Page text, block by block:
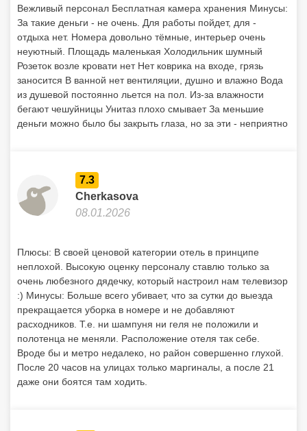
Вежливый персонал Бесплатная камера хранения Минусы:
За такие деньги - не очень. Для работы пойдет, для -
отдыха нет. Номера довольно тёмные, интерьер очень
неуютный. Площадь маленькая Холодильник шумный
Розеток возле кровати нет Нет коврика на входе, грязь
заносится В ванной нет вентиляции, душно и влажно Вода
из душевой постоянно льется на пол. Из-за влажности
бегают чешуйницы Унитаз плохо смывает За меньшие
деньги можно было бы закрыть глаза, но за эти - неприятно
7.3
Cherkasova
08.01.2026
Плюсы: В своей ценовой категории отель в принципе
неплохой. Высокую оценку персоналу ставлю только за
очень любезного дядечку, который настроил нам телевизор
:) Минусы: Больше всего убивает, что за сутки до выезда
прекращается уборка в номере и не добавляют
расходников. Т.е. ни шампуня ни геля не положили и
полотенца не меняли. Расположение отеля так себе.
Вроде бы и метро недалеко, но район совершенно глухой.
После 20 часов на улицах только маргиналы, а после 21
даже они боятся там ходить.